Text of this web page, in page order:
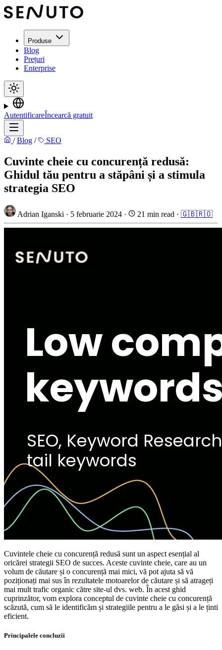
Produse
Blog
Prețuri
Enterprise
AutentificareÎncearcă gratuit
/ Blog / SEO
Cuvinte cheie cu concurență redusă:
Ghidul tău pentru a stăpâni și a stimula
strategia SEO
Adrian Iganski · 5 februarie 2024 · 21 min read · 🇬🇧🇷🇴
Cuvintele cheie cu concurență redusă sunt un aspect esențial al
oricărei strategii SEO de succes. Aceste cuvinte cheie, care au un
volum de căutare și o concurență mai mici, vă pot ajuta să vă
poziționați mai sus în rezultatele motoarelor de căutare și să atrageți
mai mult trafic organic către site-ul dvs. web. În acest ghid
cuprinzător, vom explora conceptul de cuvinte cheie cu concurență
scăzută, cum să le identificăm și strategiile pentru a le găsi și a le ținti
eficient.
Principalele concluzii